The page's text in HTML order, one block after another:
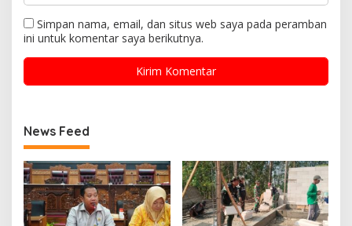
Simpan nama, email, dan situs web saya pada peramban
ini untuk komentar saya berikutnya.
News Feed